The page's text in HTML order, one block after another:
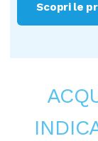
Scopri le